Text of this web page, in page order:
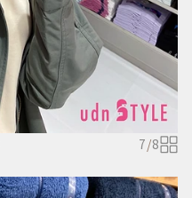
7/8